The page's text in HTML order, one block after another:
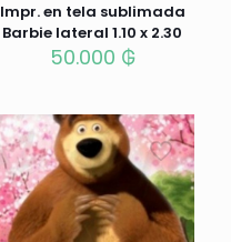
Impr. en tela sublimada
Barbie lateral 1.10 x 2.30
50.000 ₲